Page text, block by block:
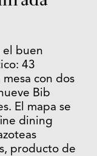
el buen
43
con dos
Bib
El mapa se
dining
producto de